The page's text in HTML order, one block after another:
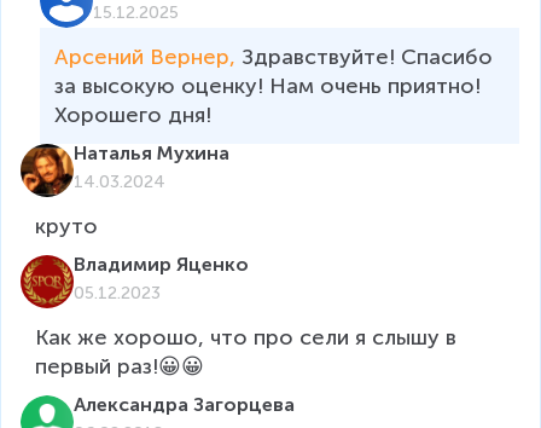
15.12.2025
Арсений Вернер, Здравствуйте! Спасибо
за высокую оценку! Нам очень приятно!
Хорошего дня!
Наталья Мухина
14.03.2024
круто
Владимир Яценко
05.12.2023
Как же хорошо, что про сели я слышу в
первый раз!😀😀
Александра Загорцева